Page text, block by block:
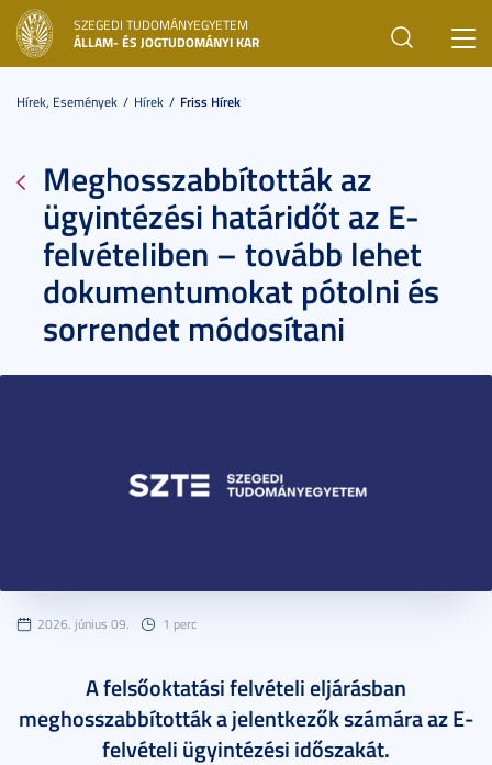
SZEGEDI TUDOMÁNYEGYETEM
ÁLLAM- ÉS JOGTUDOMÁNYI KAR
Hírek, Események Hírek Friss Hírek
Meghosszabbították az
ügyintézési határidőt az E-
felvételiben – tovább lehet
dokumentumokat pótolni és
sorrendet módosítani
2026. június 09. 1 perc
A felsőoktatási felvételi eljárásban
meghosszabbították a jelentkezők számára az E-
felvételi ügyintézési időszakát.